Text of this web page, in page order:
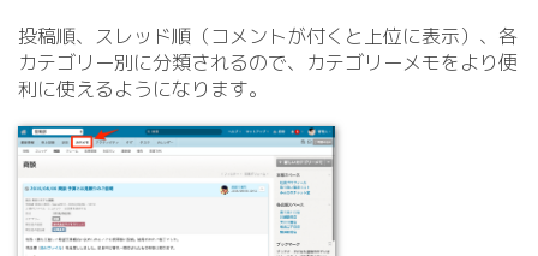
投稿順、スレッド順（コメントが付くと上位に表示）、各
カテゴリー別に分類されるので、カテゴリーメモをより便
利に使えるようになります。